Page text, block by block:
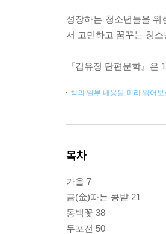
성장하는 청소년들을
서 고민하고 꿈꾸는 청
『김유정 단편문학』은
책의 일부 내용을 미리 읽어
목차
가을 7
금(金)따는 콩밭 21
동백꽃 38
두포전 50